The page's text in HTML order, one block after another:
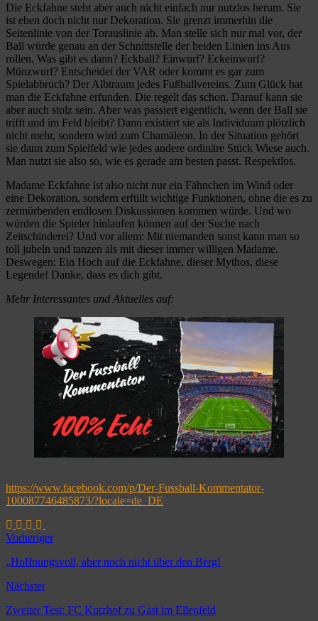
Die Eckfahne steht aber auch nicht einfach nur nutzlos herum. Sie
ist eben doch nicht nur Dekoration. Sie grenzt immerhin die
Seitenlinie von der Torauslinie ab. Man stelle sich nur mal vor, der
Ball würde genau an der Schnittstelle der beiden Linien ins Aus
rollen. Was gibt es dann? Eckball? Einwurf? Eckeinwurf?
Münzwurf? Entscheidet der VAR oder kommt es gar zum
Spielabbruch? Der Albtraum jedes Fußballvereins. Zum Glück hat
man die Eckfahne erfunden. Die regelt das schon. Darauf kann sie
aber auch stolz sein. Aber was passiert eigentlich, wenn der Ball sie
trifft und im Feld bleibt? Dann existiert sie als Individuum plötzlich
nicht mehr, sondern wird zum Chamäleon. In der Situation gehört
sie dann zum Spielfeld wie jedes andere ordinäre Stück Wiese auch.
Man nutzt sie also so, wie es gerade am besten passt. Respektlos.
Madame Eckfahne ist also nicht nur ein Fähnchen im Wind oder
eine Dekoration, sondern erfüllt wichtige Funktionen, ohne die es zu
zermürbenden endlosen Diskussionen kommen würde. Und wo
würden die Spieler hinlaufen können auf der Suche nach
Zeitschinderei? Und vor allem: Mit niemanden sonst kann man so
toll jubeln und tanzen als mit dieser immer willigen Madame.
Deswegen: Ein Hoch auf die Eckfahne, dieser Mythos, diese
Legende! Danke, dass es dich gibt.
Mehr Interessantes und Aktuelles auf:
https://www.facebook.com/p/Der-Fussball-Kommentator-
100087746485873/?locale=de_DE
Vorheriger
„Hoffnungsvoll, aber noch nicht über den Berg!
Nächster
Zweiter Test: FC Kutzhof zu Gast im Ellenfeld